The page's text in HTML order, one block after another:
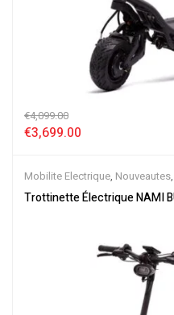
€4,099.00
€3,699.00
Mobilite Electrique, Nouveautes,
Electrique
Trottinette Électrique NAMI